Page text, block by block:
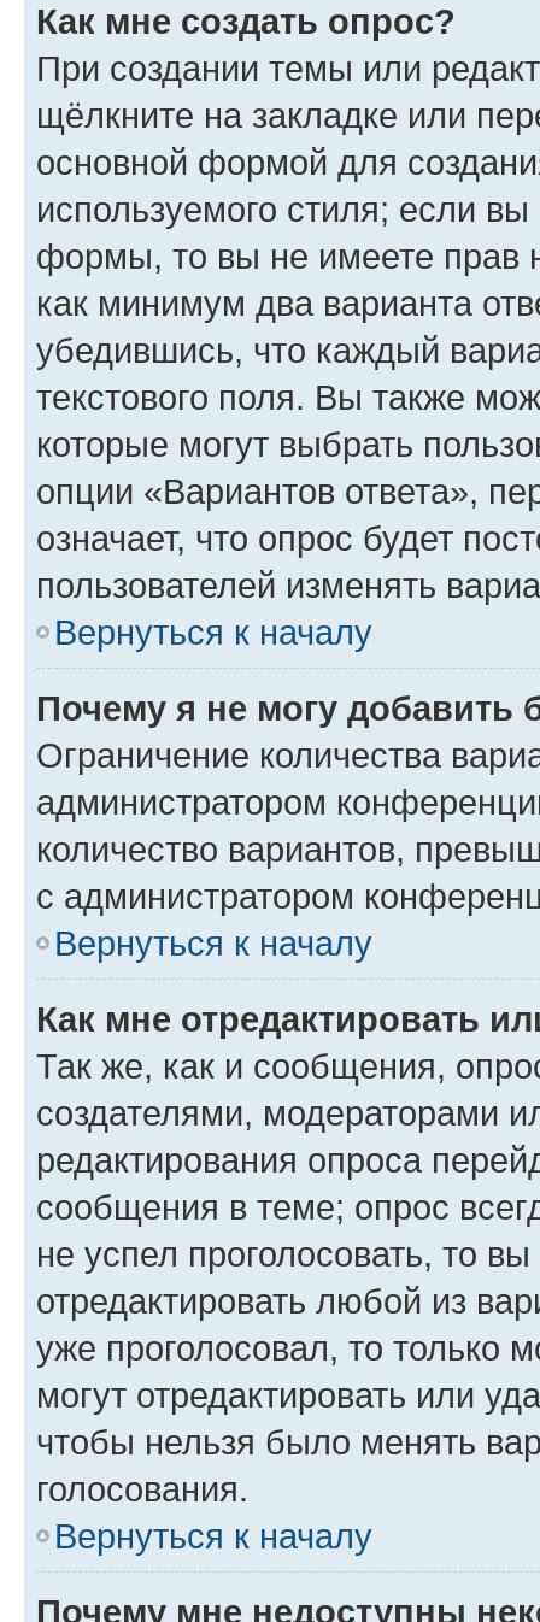
Как мне создать опрос?
При создании темы или
щёлкните на закладке или
основной формой для
используемого стиля; если
формы, то вы не имеете прав
как минимум два варианта
убедившись, что каждый
текстового поля. Вы также
которые могут выбрать
опции «Вариантов ответа»,
означает, что опрос будет
пользователей изменять
Вернуться к началу
Почему я не могу добавить
Ограничение количества
администратором
количество вариантов,
с администратором
Вернуться к началу
Как мне отредактировать
Так же, как и сообщения,
создателями, модераторами
редактирования опроса
сообщения в теме; опрос
не успел проголосовать, то
отредактировать любой из
уже проголосовал, то только
могут отредактировать или
чтобы нельзя было менять
голосования.
Вернуться к началу
Почему мне недоступны